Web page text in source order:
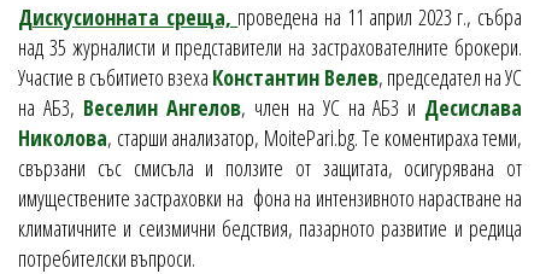
Дискусионната среща, проведена на 11 април 2023 г., събра
над 35 журналисти и представители на застрахователните брокери.
Участие в събитието взеха Константин Велев, председател на УС
на АБЗ, Веселин Ангелов, член на УС на АБЗ и Десислава
Николова, старши анализатор, MoitePari.bg. Те коментираха теми,
свързани със смисъла и ползите от защитата, осигурявана от
имуществените застраховки на фона на интензивното нарастване на
климатичните и сеизмични бедствия, пазарното развитие и редица
потребителски въпроси.